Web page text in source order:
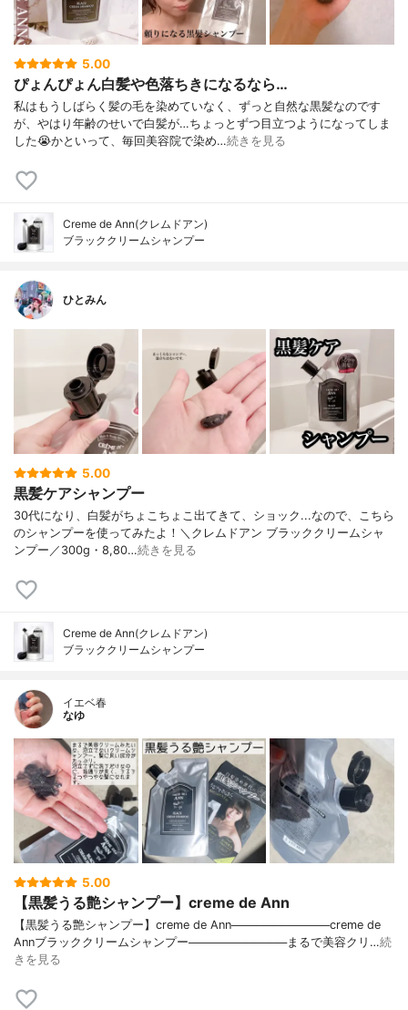
5.00
ぴょんぴょん白髪や色落ちきになるなら…
私はもうしばらく髪の毛を染めていなく、ずっと自然な黒髪なのです
が、やはり年齢のせいで白髪が…ちょっとずつ目立つようになってしま
した😭かといって、毎回美容院で染め…続きを見る
Creme de Ann(クレムドアン)
ブラッククリームシャンプー
ひとみん
5.00
黒髪ケアシャンプー
30代になり、白髪がちょこちょこ出てきて、ショック...なので、こちら
のシャンプーを使ってみたよ！＼クレムドアン ブラッククリームシャ
ンプー／300g・8,80…続きを見る
Creme de Ann(クレムドアン)
ブラッククリームシャンプー
イエベ春
なゆ
5.00
【黒髪うる艶シャンプー】creme de Ann
【黒髪うる艶シャンプー】creme de Ann────────────creme de
Annブラッククリームシャンプー────────────まるで美容クリ…続
きを見る